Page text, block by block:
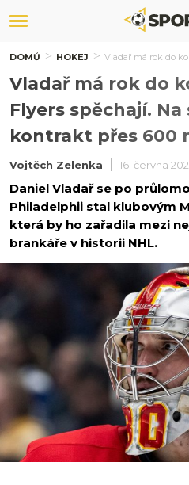
DOMŮ HOKEJ Vladař má rok do
Vladař má rok do
Flyers spěchají.
kontrakt přes 600
Vojtěch Zelenka 16. června
Daniel Vladař se po
Philadelphii stal klubovým
která by ho zařadila mezi
brankáře v historii NHL.